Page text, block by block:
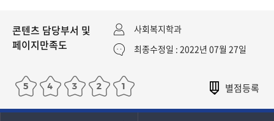
콘텐츠 담당부서 및
페이지만족도
사회복지학과
최종수정일 : 2022년 07월 27일